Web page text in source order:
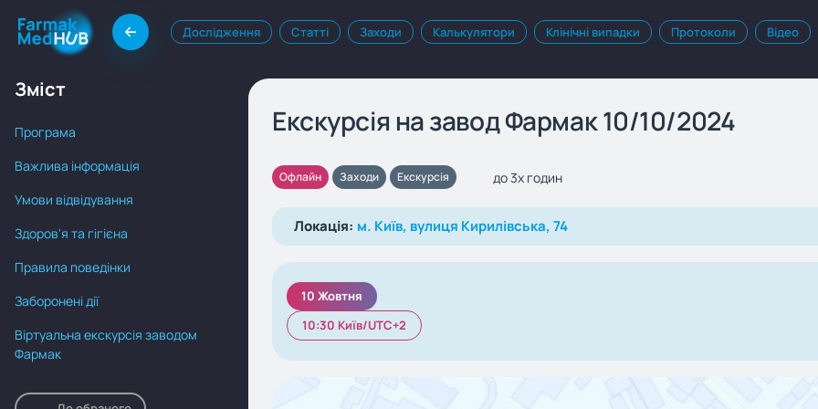
Дослідження Статті Заходи Калькулятори Клінічні випадки Протоколи Відео
Екскурсія на завод Фармак 10/10/2024
Офлайн Заходи Екскурсія до 3х годин
Локація: м. Київ, вулиця Кирилівська, 74
10 Жовтня
10:30 Київ/UTC+2
Зміст
Програма
Важлива інформація
Умови відвідування
Здоров'я та гігієна
Правила поведінки
Заборонені дії
Віртуальна екскурсія заводом
Фармак